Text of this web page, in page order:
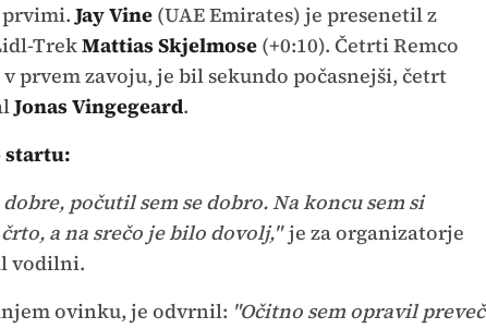
prvimi.Jay Vine(UAE Emirates) je presenetil z
TrekMattias Skjelmose(+0:10). Četrti Remco
prvem zavoju, je bil sekundo počasnejši, četrt
Jonas Vingegeard.
startu:
počutil sem se dobro. Na koncu sem si
a na srečo je bilo dovolj,"je za organizatorje
vodilni.
ovinku, je odvrnil: "Očitno sem opravil preveč